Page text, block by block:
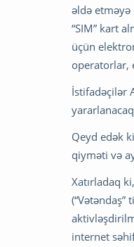
əldə etməyə
“SIM” kart
üçün
operatorlar,
İstifadəçilər
Qeyd edək
qiyməti və
Xatırladaq
internet